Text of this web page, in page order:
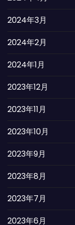
2024年3月
2024年2月
2024年1月
2023年12月
2023年11月
2023年10月
2023年9月
2023年8月
2023年7月
2023年6月